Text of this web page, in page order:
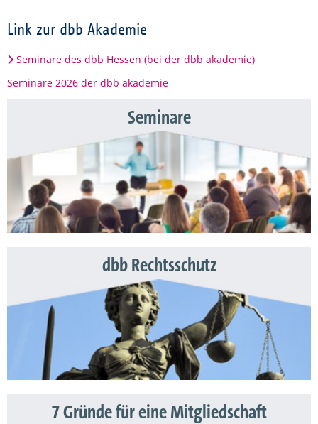
Link zur dbb Akademie
Seminare des dbb Hessen (bei der dbb akademie)
Seminare 2026 der dbb akademie
Seminare
dbb Rechtsschutz
7 Gründe für eine Mitgliedschaft